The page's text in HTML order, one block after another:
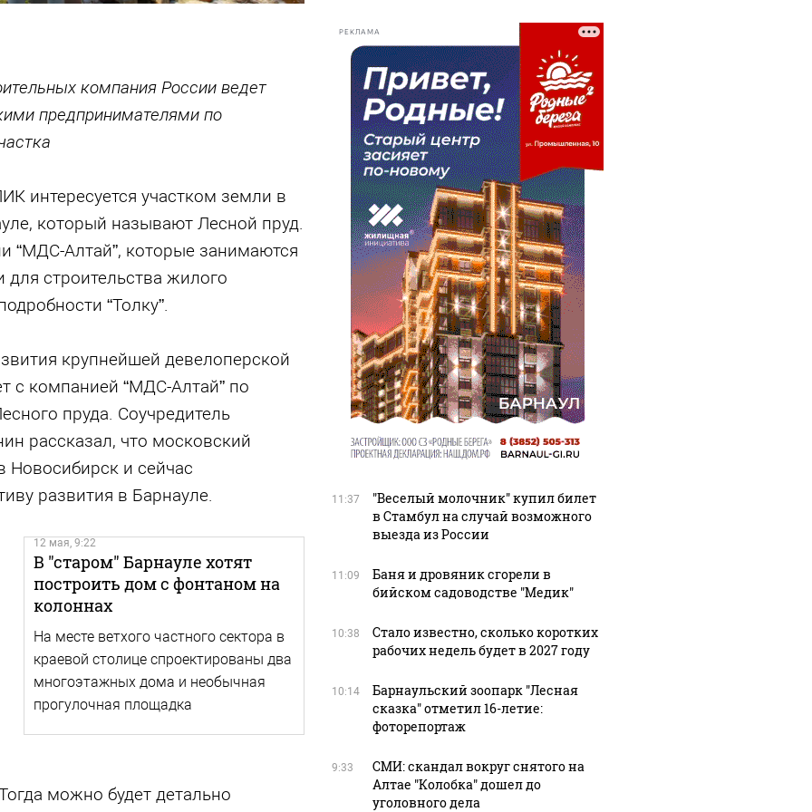
компания России ведет
предпринимателями по
интересуется участком земли в
который называют Лесной пруд.
“МДС-Алтай”, которые занимаются
для строительства жилого
“Толку”.
крупнейшей девелоперской
с компанией “МДС-Алтай” по
пруда. Соучредитель
рассказал, что московский
и сейчас
развития в Барнауле.
12 мая, 9:22
В "старом" Барнауле хотят
построить дом с фонтаном на
колоннах
На месте ветхого частного сектора в
краевой столице спроектированы два
многоэтажных дома и необычная
прогулочная площадка
можно будет детально
РЕКЛАМА
11:37
"Веселый молочник" купил билет
в Стамбул на случай возможного
выезда из России
11:09
Баня и дровяник сгорели в
бийском садоводстве "Медик"
10:38
Стало известно, сколько коротких
рабочих недель будет в 2027 году
10:14
Барнаульский зоопарк "Лесная
сказка" отметил 16-летие:
фоторепортаж
9:33
СМИ: скандал вокруг снятого на
Алтае "Колобка" дошел до
уголовного дела